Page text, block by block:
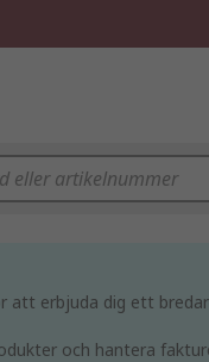
att erbjuda dig ett
och hantera